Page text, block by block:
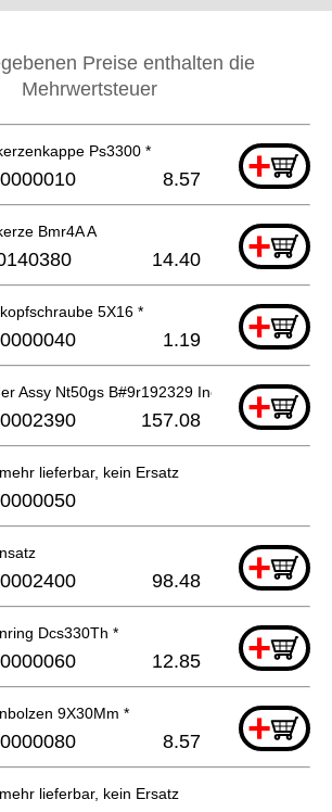
Preise enthalten die
Mehrwertsteuer
Ps3300 * +
8.57
Bmr4A A +
14.40
5X16 * +
1.19
Assy Nt50gs B#9r192329 Includ.41-48,52a
+
157.08
lieferbar, kein Ersatz
+
98.48
Dcs330Th * +
12.85
9X30Mm * +
8.57
lieferbar, kein Ersatz